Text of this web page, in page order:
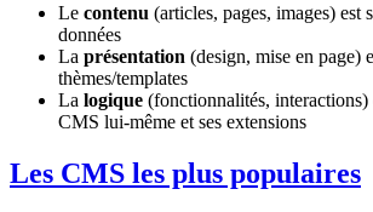
Le contenu (articles, pages, images) est
données
La présentation (design, mise en page)
thèmes/templates
La logique (fonctionnalités, interactions)
CMS lui-même et ses extensions
Les CMS les plus populaires